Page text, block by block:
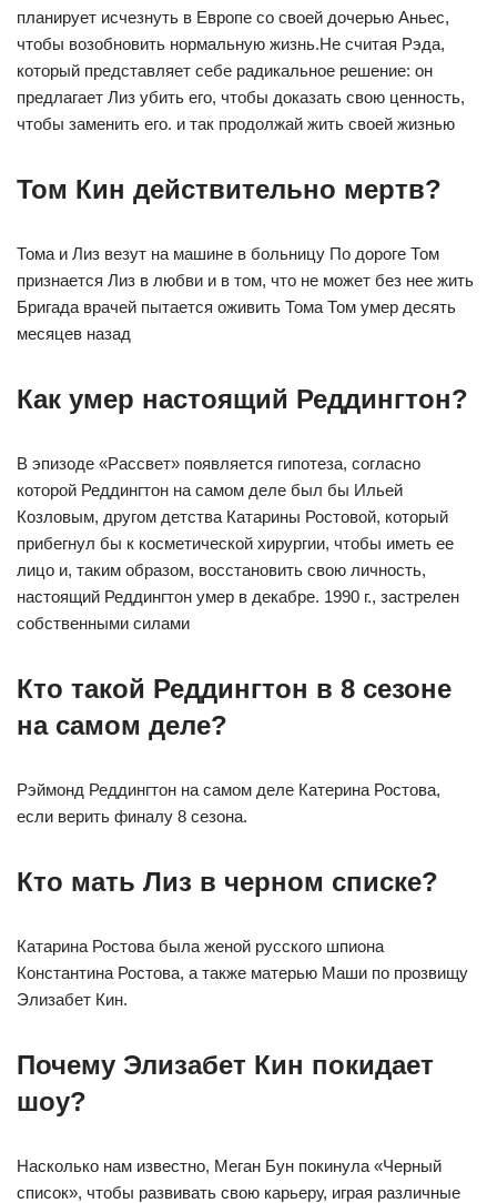
планирует исчезнуть в Европе со своей дочерью Аньес,
чтобы возобновить нормальную жизнь.Не считая Рэда,
который представляет себе радикальное решение: он
предлагает Лиз убить его, чтобы доказать свою ценность,
чтобы заменить его. и так продолжай жить своей жизнью
Том Кин действительно мертв?
Тома и Лиз везут на машине в больницу По дороге Том
признается Лиз в любви и в том, что не может без нее жить
Бригада врачей пытается оживить Тома Том умер десять
месяцев назад
Как умер настоящий Реддингтон?
В эпизоде ​​​​«Рассвет» появляется гипотеза, согласно
которой Реддингтон на самом деле был бы Ильей
Козловым, другом детства Катарины Ростовой, который
прибегнул бы к косметической хирургии, чтобы иметь ее
лицо и, таким образом, восстановить свою личность,
настоящий Реддингтон умер в декабре. 1990 г., застрелен
собственными силами
Кто такой Реддингтон в 8 сезоне
на самом деле?
Рэймонд Реддингтон на самом деле Катерина Ростова,
если верить финалу 8 сезона.
Кто мать Лиз в черном списке?
Катарина Ростова была женой русского шпиона
Константина Ростова, а также матерью Маши по прозвищу
Элизабет Кин.
Почему Элизабет Кин покидает
шоу?
Насколько нам известно, Меган Бун покинула «Черный
список», чтобы развивать свою карьеру, играя различные